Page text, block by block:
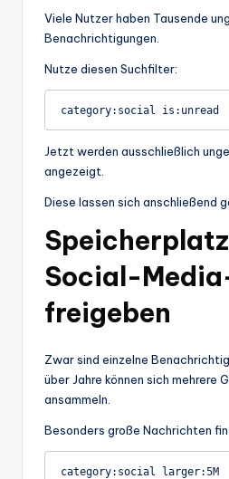
Viele Nutzer haben Tausende
Benachrichtigungen.
Nutze diesen Suchfilter:
Jetzt werden ausschließlich
angezeigt.
Diese lassen sich anschließend
Social-
freigeben
Zwar sind einzelne
über Jahre können sich mehrere
ansammeln.
Besonders große Nachrichten
category:social larger:5M